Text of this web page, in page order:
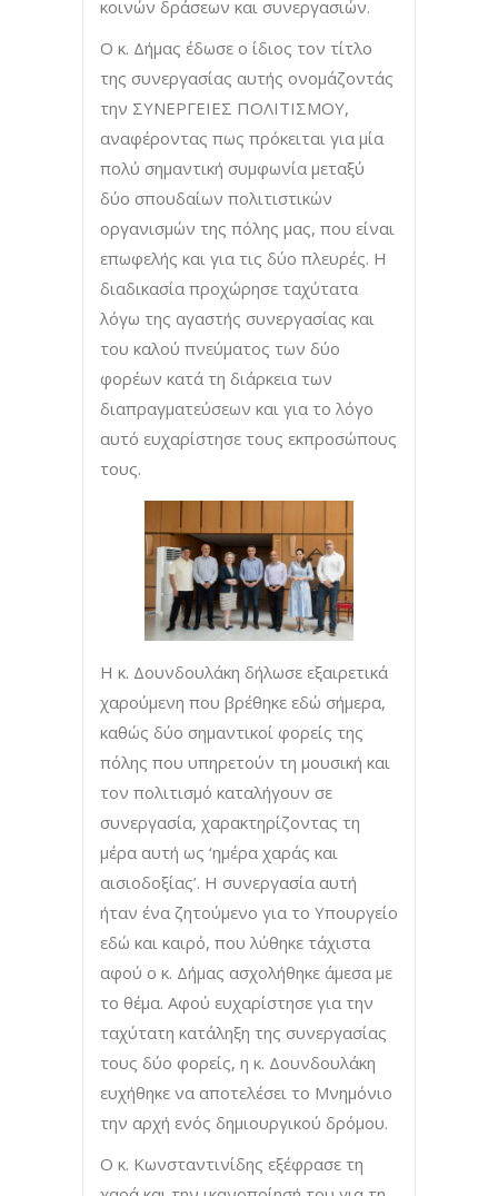
κοινών δράσεων και συνεργασιών.
Ο κ. Δήμας έδωσε ο ίδιος τον τίτλο
της συνεργασίας αυτής ονομάζοντάς
την ΣΥΝΕΡΓΕΙΕΣ ΠΟΛΙΤΙΣΜΟΥ,
αναφέροντας πως πρόκειται για μία
πολύ σημαντική συμφωνία μεταξύ
δύο σπουδαίων πολιτιστικών
οργανισμών της πόλης μας, που είναι
επωφελής και για τις δύο πλευρές. Η
διαδικασία προχώρησε ταχύτατα
λόγω της αγαστής συνεργασίας και
του καλού πνεύματος των δύο
φορέων κατά τη διάρκεια των
διαπραγματεύσεων και για το λόγο
αυτό ευχαρίστησε τους εκπροσώπους
τους.
Η κ. Δουνδουλάκη δήλωσε εξαιρετικά
χαρούμενη που βρέθηκε εδώ σήμερα,
καθώς δύο σημαντικοί φορείς της
πόλης που υπηρετούν τη μουσική και
τον πολιτισμό καταλήγουν σε
συνεργασία, χαρακτηρίζοντας τη
μέρα αυτή ως ‘ημέρα χαράς και
αισιοδοξίας’. Η συνεργασία αυτή
ήταν ένα ζητούμενο για το Υπουργείο
εδώ και καιρό, που λύθηκε τάχιστα
αφού ο κ. Δήμας ασχολήθηκε άμεσα με
το θέμα. Αφού ευχαρίστησε για την
ταχύτατη κατάληξη της συνεργασίας
τους δύο φορείς, η κ. Δουνδουλάκη
ευχήθηκε να αποτελέσει το Μνημόνιο
την αρχή ενός δημιουργικού δρόμου.
Ο κ. Κωνσταντινίδης εξέφρασε τη